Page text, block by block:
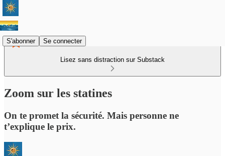
S'abonner Se connecter
Lisez sans distraction sur Substack
Zoom sur les statines
On te promet la sécurité. Mais personne ne
t’explique le prix.